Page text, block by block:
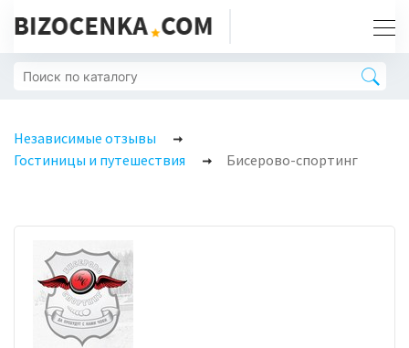
Независимые отзывы
Гостиницы и путешествия
Бисерово-спортинг